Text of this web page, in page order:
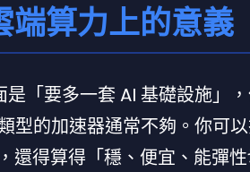
端算力上的意義
「要多一套 AI 基礎設施」
的加速器通常不夠。你可
得算得「穩、便宜、能彈性